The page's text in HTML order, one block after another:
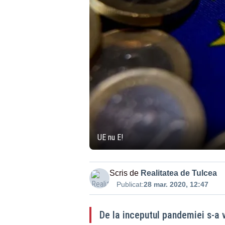
UE nu E!
Scris de Realitatea de Tulcea
Publicat:28 mar. 2020, 12:47
De la inceputul pandemiei s-